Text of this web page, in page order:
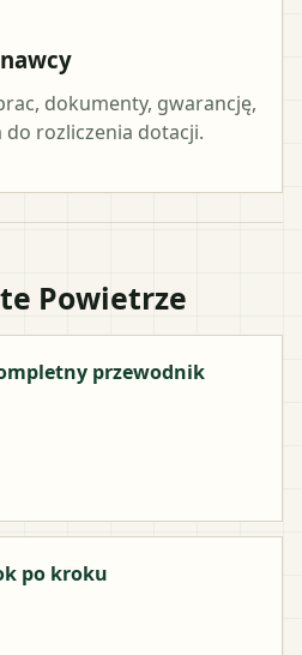
dokumenty, gwarancję,
do rozliczenia dotacji.
Powietrze
przewodnik
po kroku